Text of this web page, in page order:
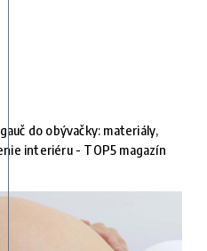
do obývačky: materiály,
interiéru - TOP5 magazín